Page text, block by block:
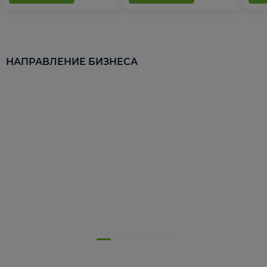
НАПРАВЛЕНИЕ БИЗНЕСА